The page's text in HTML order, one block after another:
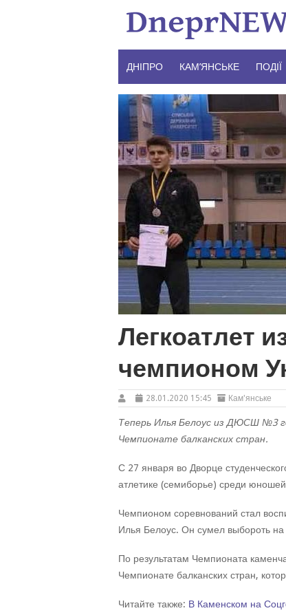
ДНІПРО КАМ’ЯНСЬКЕ ПОДІЇ
Легкоатлет
чемпионом
28.01.2020 15:45 Кам'янське
Теперь Илья Белоус из ДЮСШ №3
Чемпионате балканских стран.
С 27 января во Дворце
атлетике (семиборье) среди
Чемпионом соревнований стал
Илья Белоус. Он сумел выбороть
По результатам Чемпионата
Чемпионате балканских стран,
Читайте также: В Каменском на